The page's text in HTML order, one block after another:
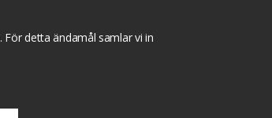
detta ändamål samlar vi in